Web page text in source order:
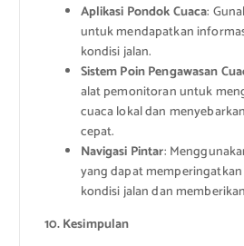
Aplikasi Pondok Cuaca:
untuk mendapatkan
kondisi jalan.
Sistem Poin Pengawasan
alat pemonitoran untuk
cuaca lokal dan
cepat.
Navigasi Pintar:
yang dapat
kondisi jalan dan
10. Kesimpulan